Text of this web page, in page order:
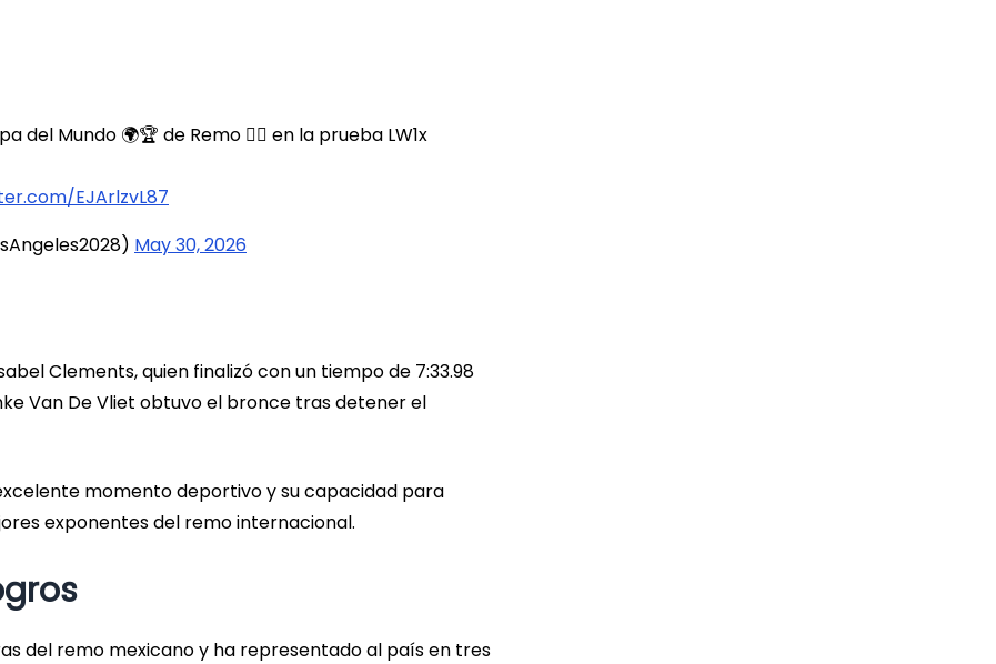
Mundo 🌍🏆 de Remo 🚣‍♀️ en la prueba LW1x
EJArlzvL87
May 30, 2026
Clements, quien finalizó con un tiempo de 7:33.98
Van De Vliet obtuvo el bronce tras detener el
momento deportivo y su capacidad para
exponentes del remo internacional.
del remo mexicano y ha representado al país en tres